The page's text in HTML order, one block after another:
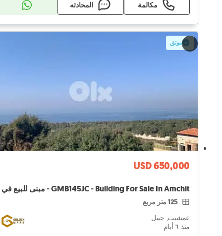
مكالمة المحادثه
موثق
USD 650,000
125 متر مربع
عمشيت, جبيل
منذ ٦ أيام